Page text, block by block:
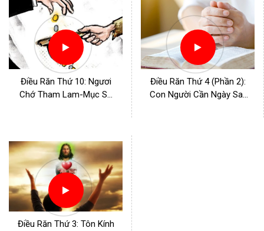
Điều Răn Thứ 10: Ngươi
Chớ Tham Lam-Mục Sư
Điều Răn Thứ 4 (Phần 2):
Con Người Cần Ngày Sa-
Điều Răn Thứ 3: Tôn Kính